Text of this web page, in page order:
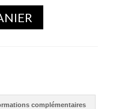
complémentaires